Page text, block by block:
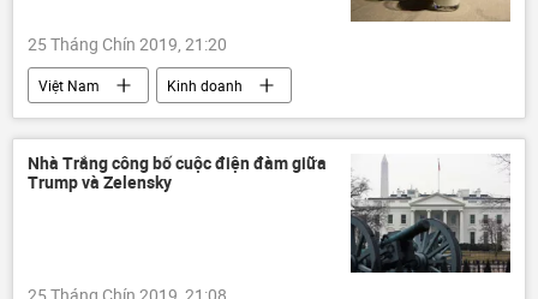
25 Tháng Chín 2019, 21:20
Việt Nam Kinh doanh
Nhà Trắng công bố cuộc điện đàm giữa
Trump và Zelensky